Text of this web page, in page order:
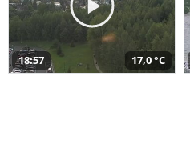
18:57 17,0 °C